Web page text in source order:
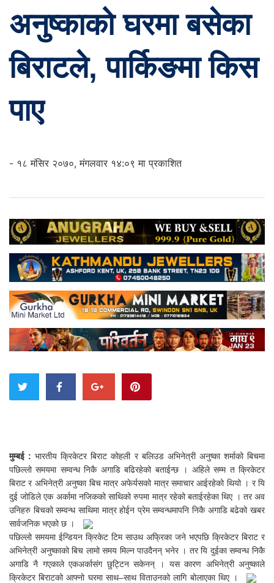
अनुष्काको घरमा बसेका
बिराटले, पार्किङमा किस
पाए
- १८ मंसिर २०७०, मंगलवार १४:०९ मा प्रकाशित
मुम्बई : भारतीय क्रिकेटर बिराट कोहली र बलिउड अभिनेत्री अनुष्का शर्माको बिचमा
पछिल्लो समयमा सम्वन्ध निकै अगाडि बढिरहेको बताईन्छ । अहिले सम्म त क्रिकेटर
बिराट र अभिनेत्री अनुष्का बिच मात्र अफेर्यसको मात्र समाचार आईरहेको थियो । र यि
दुई जोडिले एक अर्कामा नजिकको साथिको रुपमा मात्र रहेको बताईरहेका थिए । तर अव
उनिहरु बिचको सम्वन्ध साथिमा मात्र होईन प्रेम सम्वन्धमापनि निकै अगाडि बढेको खबर
सार्वजनिक भएको छ ।
पछिल्लो समयमा ईन्डियन क्रिकेट टिम साउथ अफ्रिका जने भएपछि क्रिकेटर बिराट र
अभिनेत्री अनुष्काको बिच लामो समय मिल्न पाउदैनन् भनेर । तर यि दुईका सम्वन्ध निकै
अगाडि नै गएकाले एकअर्कासंग छुट्टिन सकेनन् । यस कारण अभिनेत्री अनुष्काले
क्रिकेटर बिराटको आफ्नो घरमा साथ–साथ विताउनको लागि बोलाएका थिए ।